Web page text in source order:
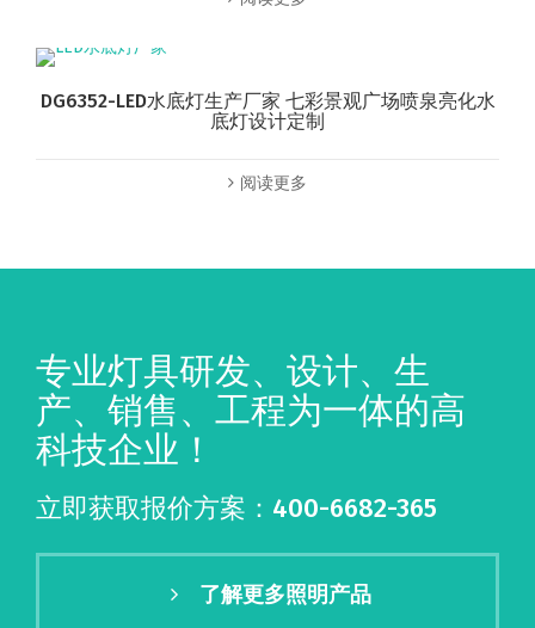
DG6352-LED水底灯生产厂家 七彩景观广场喷泉亮化水
底灯设计定制
阅读更多
专业灯具研发、设计、生
产、销售、工程为一体的高
科技企业！
立即获取报价方案：400-6682-365
了解更多照明产品